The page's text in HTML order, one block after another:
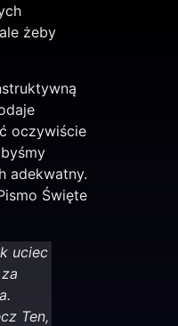
żeby
oczywiście
adekwatny.
Święte
uciec
Ten,